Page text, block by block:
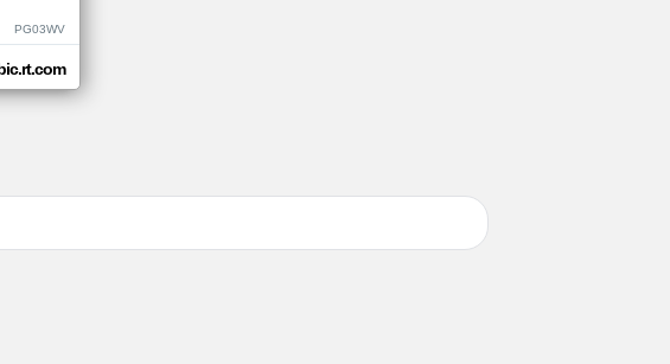
PG03WV